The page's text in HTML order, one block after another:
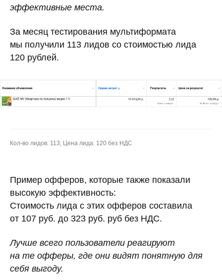
эффективные места.
За месяц тестирования мультиформата
мы получили 113 лидов со стоимостью лида
120 рублей.
Кол-во лидов: 113; Цена лида: 120 без НДС
Пример офферов, которые также показали
высокую эффективность:
Стоимость лида с этих офферов составила
от 107 руб. до 323 руб. руб без НДС.
Лучше всего пользователи реагируют
на те офферы, где они видят понятную для
себя выгоду.